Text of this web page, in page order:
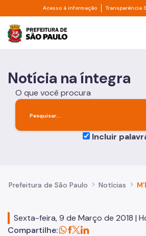
Pular para o Conteúdo principal
Acesso à informação Divisor de
Transparência
Prefeitura de São
Notícia na íntegra
O que você procura
Incluir
Prefeitura de São Paulo Notícias
Sexta-feira, 9 de Março de 2018 |
Compartilhe: